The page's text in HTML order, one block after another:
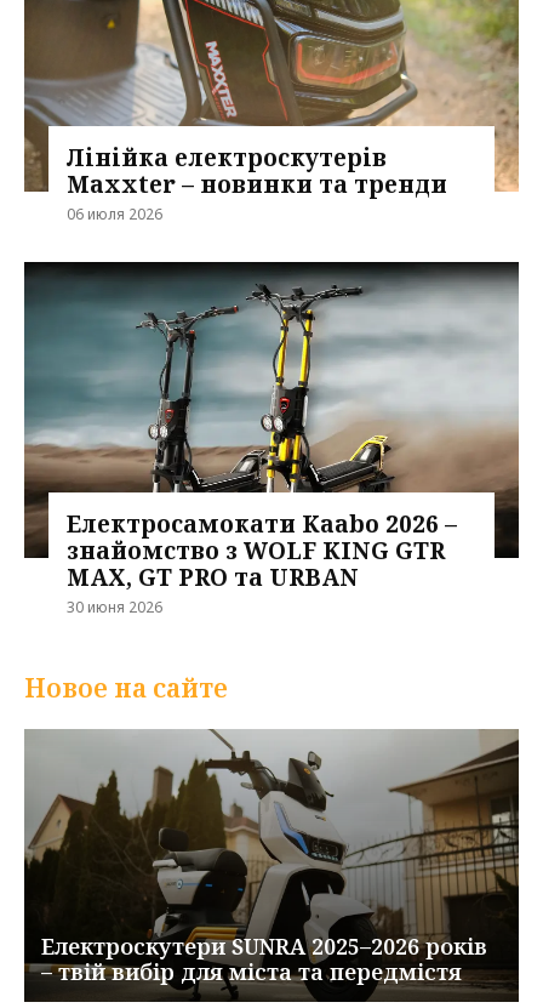
Лінійка електроскутерів
Maxxter – новинки та тренди
06 июля 2026
Електросамокати Kaabo 2026 –
знайомство з WOLF KING GTR
MAX, GT PRO та URBAN
30 июня 2026
Новое на сайте
Електроскутери SUNRA 2025–2026 років
– твій вибір для міста та передмістя